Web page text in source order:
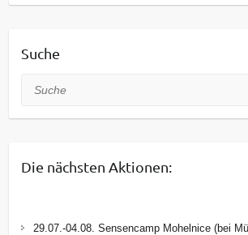
Suche
Suche
Die nächsten Aktionen:
29.07.-04.08. Sensencamp Mohelnice (bei